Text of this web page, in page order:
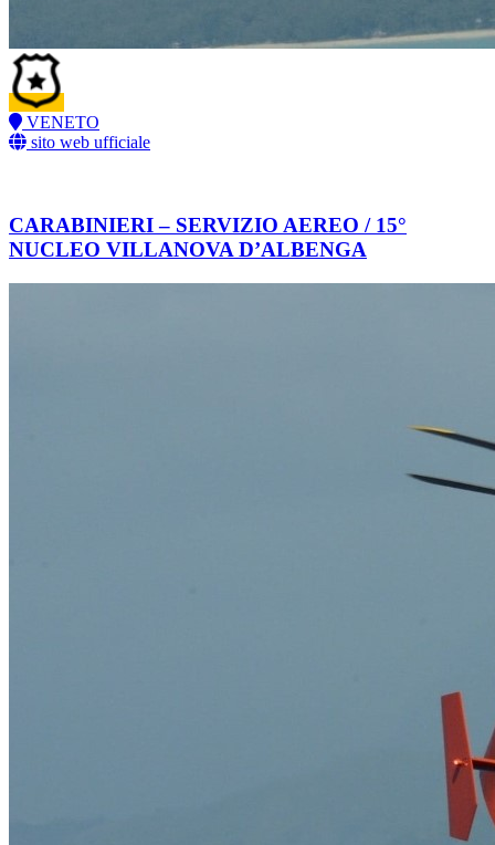
VENETO
sito web ufficiale
CARABINIERI – SERVIZIO AEREO / 15°
NUCLEO VILLANOVA D’ALBENGA